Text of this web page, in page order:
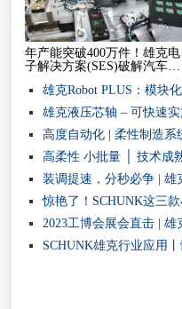
年产能突破400万件！雄克电
子解决方案(SES)破解汽车电
雄克Robot PLUS：模块
雄克液压芯轴 – 可快速
高度自动化 | 柔性制造系
高柔性 小批量 │ 技术成
装调提速，分秒必争 | 雄
惊艳了！SCHUNK这三
2023工博会展会直击 |
SCHUNK雄克行业应用